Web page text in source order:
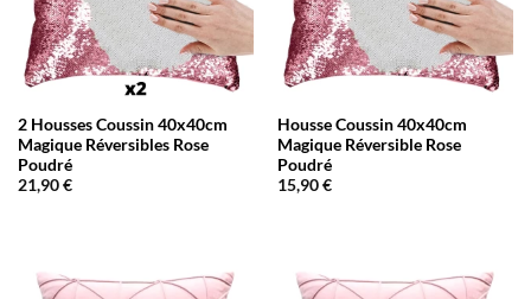
2 Housses Coussin 40x40cm
Magique Réversibles Rose
Poudré
21,90€
Housse Coussin 40x40cm
Magique Réversible Rose
Poudré
15,90€